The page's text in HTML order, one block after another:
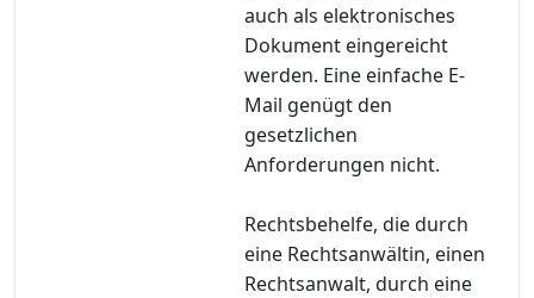
auch als elektronisches
Dokument eingereicht
werden. Eine einfache E-
Mail genügt den
gesetzlichen
Anforderungen nicht.
Rechtsbehelfe, die durch
eine Rechtsanwältin, einen
Rechtsanwalt, durch eine